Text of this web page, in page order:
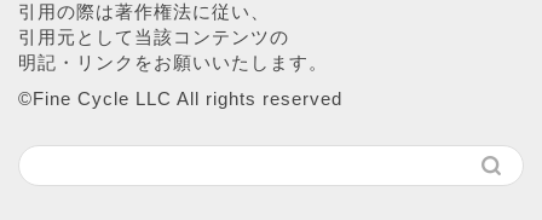
引用の際は著作権法に従い、
引用元として当該コンテンツの
明記・リンクをお願いいたします。
©︎Fine Cycle LLC All rights reserved